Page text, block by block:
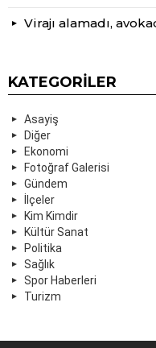
Virajı alamadı,
KATEGORILER
Asayiş
Diğer
Ekonomi
Fotoğraf Galerisi
Gündem
İlçeler
Kim Kimdir
Kültür Sanat
Politika
Sağlık
Spor Haberleri
Turizm